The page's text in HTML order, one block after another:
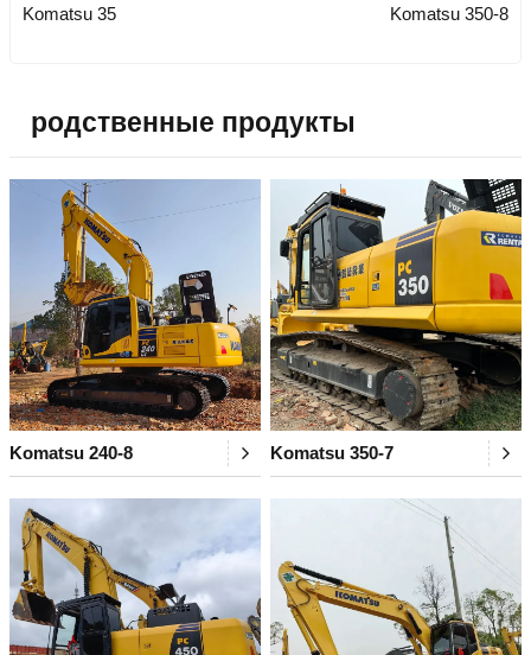
Komatsu 35
Komatsu 350-8
родственные продукты
Komatsu 240-8 Komatsu 350-7